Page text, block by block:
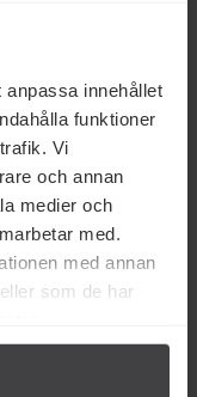
innehållet
funktioner
Vi
och annan
medier och
med.
med annan
som de har
Maraschino Cherries
400g
Köp